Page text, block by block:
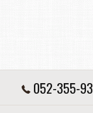
052-355-